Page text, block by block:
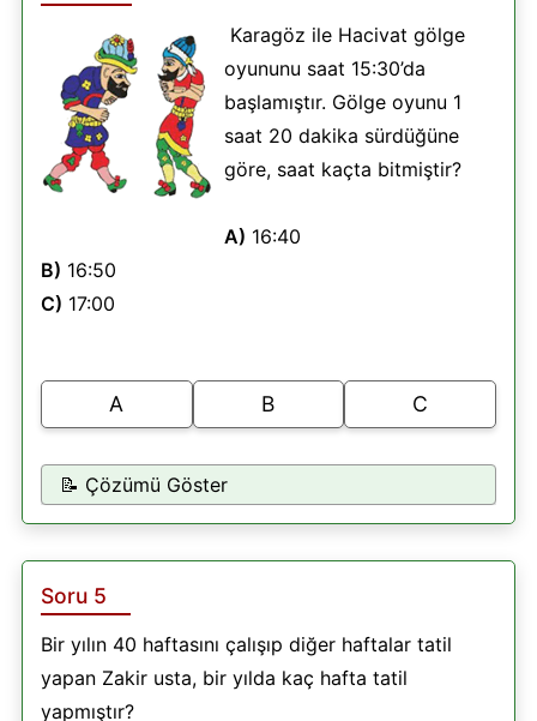
Karagöz ile Hacivat gölge
oyununu saat 15:30’da
başlamıştır. Gölge oyunu 1
saat 20 dakika sürdüğüne
göre, saat kaçta bitmiştir?
A) 16:40
B) 16:50
C) 17:00
A B C
📝 Çözümü Göster
Soru 5
Bir yılın 40 haftasını çalışıp diğer haftalar tatil
yapan Zakir usta, bir yılda kaç hafta tatil
yapmıştır?